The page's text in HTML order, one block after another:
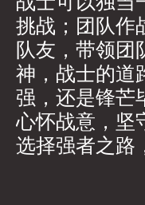
挑战；团队作
队友，带领团
神，战士的道
强，还是锋芒
心怀战意，坚
选择强者之路